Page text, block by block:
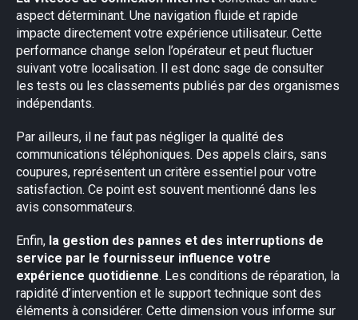
aspect déterminant. Une navigation fluide et rapide
impacte directement votre expérience utilisateur. Cette
performance change selon l’opérateur et peut fluctuer
suivant votre localisation. Il est donc sage de consulter
les tests ou les classements publiés par des organismes
indépendants.
Par ailleurs, il ne faut pas négliger la qualité des
communications téléphoniques. Des appels clairs, sans
coupures, représentent un critère essentiel pour votre
satisfaction. Ce point est souvent mentionné dans les
avis consommateurs.
Enfin, la gestion des pannes et des interruptions de
service par le fournisseur influence votre
expérience quotidienne. Les conditions de réparation, la
rapidité d’intervention et le support technique sont des
éléments à considérer. Cette dimension vous informe sur